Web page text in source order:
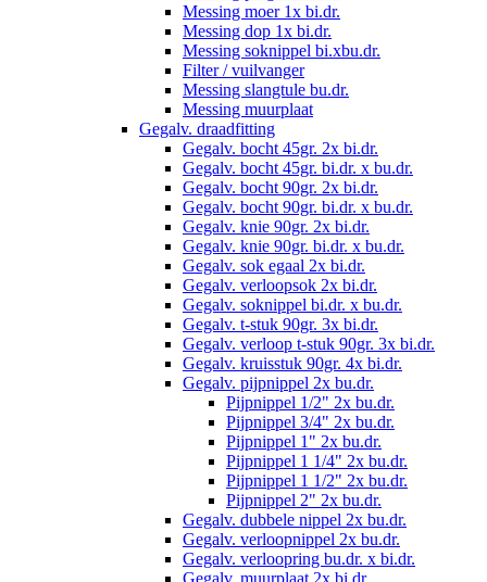
Messing moer 1x bi.dr.
Messing dop 1x bi.dr.
Messing soknippel bi.xbu.dr.
Filter / vuilvanger
Messing slangtule bu.dr.
Messing muurplaat
Gegalv. draadfitting
Gegalv. bocht 45gr. 2x bi.dr.
Gegalv. bocht 45gr. bi.dr. x bu.dr.
Gegalv. bocht 90gr. 2x bi.dr.
Gegalv. bocht 90gr. bi.dr. x bu.dr.
Gegalv. knie 90gr. 2x bi.dr.
Gegalv. knie 90gr. bi.dr. x bu.dr.
Gegalv. sok egaal 2x bi.dr.
Gegalv. verloopsok 2x bi.dr.
Gegalv. soknippel bi.dr. x bu.dr.
Gegalv. t-stuk 90gr. 3x bi.dr.
Gegalv. verloop t-stuk 90gr. 3x bi.dr.
Gegalv. kruisstuk 90gr. 4x bi.dr.
Gegalv. pijpnippel 2x bu.dr.
Pijpnippel 1/2" 2x bu.dr.
Pijpnippel 3/4" 2x bu.dr.
Pijpnippel 1" 2x bu.dr.
Pijpnippel 1 1/4" 2x bu.dr.
Pijpnippel 1 1/2" 2x bu.dr.
Pijpnippel 2" 2x bu.dr.
Gegalv. dubbele nippel 2x bu.dr.
Gegalv. verloopnippel 2x bu.dr.
Gegalv. verloopring bu.dr. x bi.dr.
Gegalv. muurplaat 2x bi.dr.